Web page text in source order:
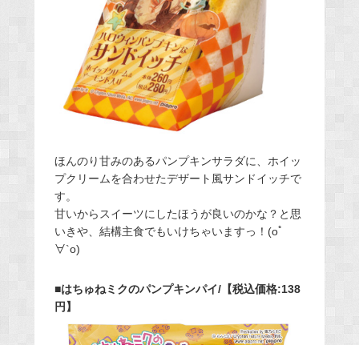
ほんのり甘みのあるパンプキンサラダに、ホイッ
プクリームを合わせたデザート風サンドイッチで
す。
甘いからスイーツにしたほうが良いのかな？と思
いきや、結構主食でもいけちゃいますっ！(oﾟ
∀`o)
■はちゅねミクのパンプキンパイ/【税込価格:138
円】